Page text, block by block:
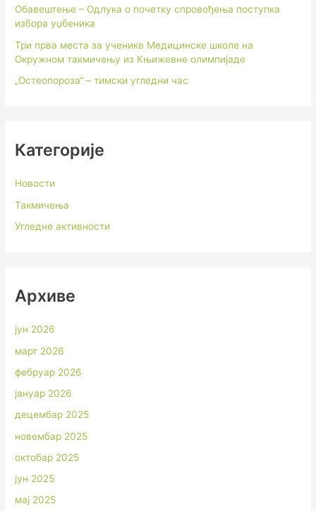
Обавештење – Одлука о почетку спровођења поступка
избора уџбеника
Три прва места за ученике Медицинске школе на
Окружном такмичењу из Књижевне олимпијаде
„Остеопороза“ – тимски угледни час
Категорије
Новости
Такмичења
Угледне активности
Архиве
јун 2026
март 2026
фебруар 2026
јануар 2026
децембар 2025
новембар 2025
октобар 2025
јун 2025
мај 2025